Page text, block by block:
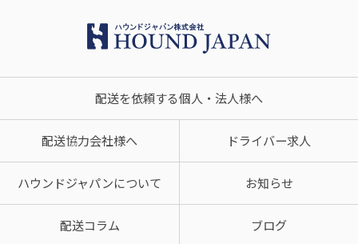
配送を依頼する個人・法人様へ
配送協力会社様へ ドライバー求人
ハウンドジャパンについて お知らせ
配送コラム ブログ